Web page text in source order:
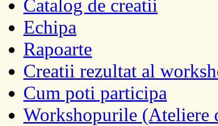
Catalog de creatii
Echipa
Rapoarte
Creatii rezultat al
Cum poti participa
Workshopurile (Ateliere